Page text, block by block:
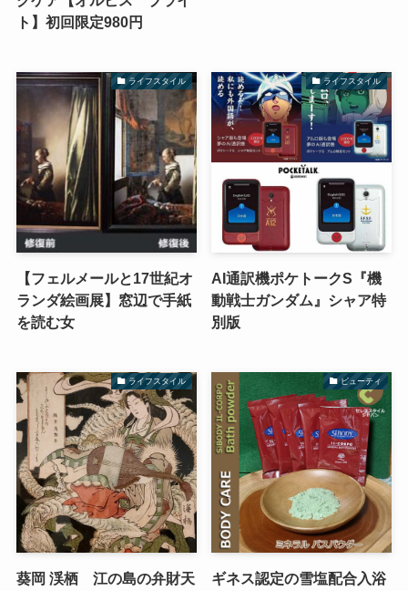
ト】初回限定980円
ライフスタイル
【フェルメールと17世紀オ
ランダ絵画展】窓辺で手紙
を読む女
ライフスタイル
AI通訳機ポケトークS『機
動戦士ガンダム』シャア特
別版
ライフスタイル
葵岡 渓栖 江の島の弁財天
ビューティ
ギネス認定の雪塩配合入浴